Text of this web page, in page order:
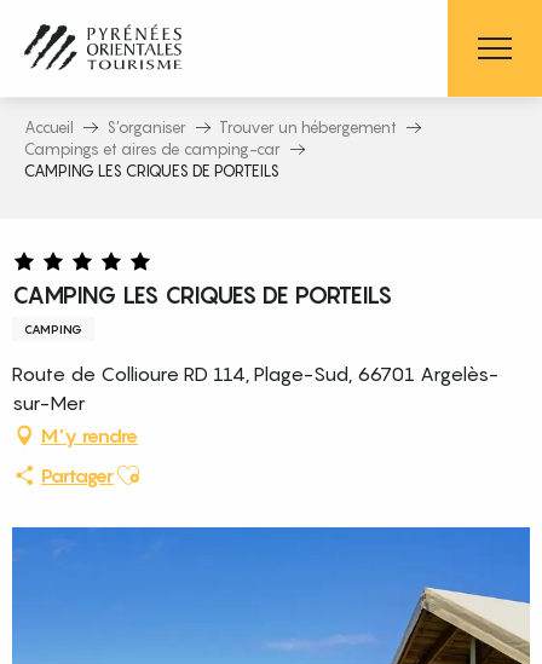
contenu
principal
Accueil S’organiser
Trouver un hébergement
Campings et aires de camping-car
CAMPING LES CRIQUES DE PORTEILS
CAMPING LES CRIQUES DE PORTEILS
CAMPING
Route de Collioure RD 114, Plage-Sud, 66701 Argelès-
sur-Mer
M'y rendre
PartagerAjouter aux favoris